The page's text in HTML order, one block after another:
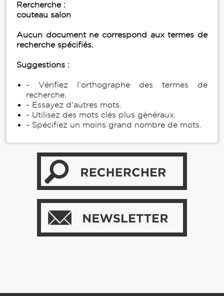
Rercherche :
couteau salon
Aucun document ne correspond aux termes de
recherche spécifiés.
Suggestions :
- Vérifiez l’orthographe des termes de
recherche.
- Essayez d'autres mots.
- Utilisez des mots clés plus généraux.
- Spécifiez un moins grand nombre de mots.